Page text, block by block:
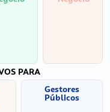
PARA
Gestores
Públicos